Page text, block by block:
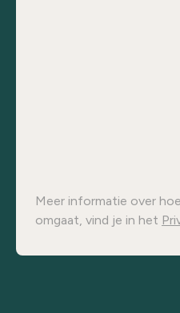
Meer informatie over
omgaat, vind je in het